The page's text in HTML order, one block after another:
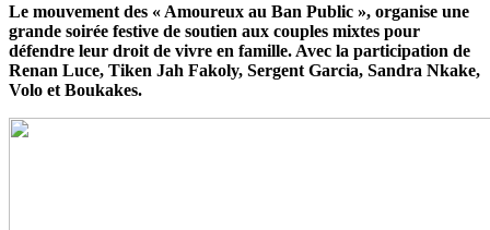
Le mouvement des « Amoureux au Ban Public », organise une
grande soirée festive de soutien aux couples mixtes pour
défendre leur droit de vivre en famille. Avec la participation de
Renan Luce, Tiken Jah Fakoly, Sergent Garcia, Sandra Nkake,
Volo et Boukakes.